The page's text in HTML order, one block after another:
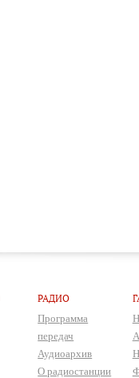
РАДИО
Программа
передач
Аудиоархив
О радиостанции